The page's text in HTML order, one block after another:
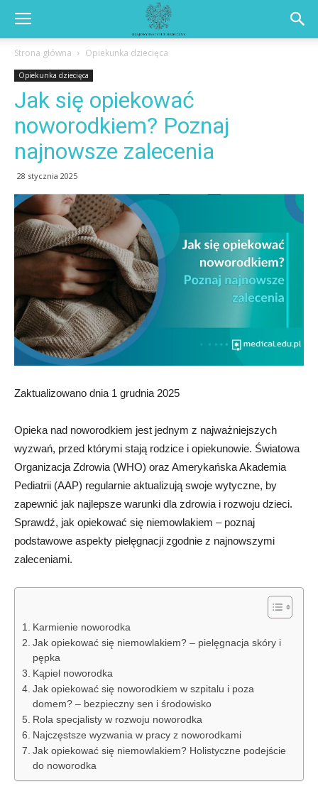
Strona główna Opiekunka dziecięca
Opiekunka dziecięca
Jak się opiekować
noworodkiem? Poznaj
najnowsze zalecenia
28 stycznia 2025
Zaktualizowano dnia 1 grudnia 2025
Opieka nad noworodkiem jest jednym z najważniejszych
wyzwań, przed którymi stają rodzice i opiekunowie. Światowa
Organizacja Zdrowia (WHO) oraz Amerykańska Akademia
Pediatrii (AAP) regularnie aktualizują swoje wytyczne, by
zapewnić jak najlepsze warunki dla zdrowia i rozwoju dzieci.
Sprawdź, jak opiekować się niemowlakiem – poznaj
podstawowe aspekty pielęgnacji zgodnie z najnowszymi
zaleceniami.
Karmienie noworodka
Jak opiekować się niemowlakiem? – pielęgnacja skóry i
pępka
Kąpiel noworodka
Jak opiekować się noworodkiem w szpitalu i poza
domem? – bezpieczny sen i środowisko
Rola specjalisty w rozwoju noworodka
Najczęstsze wyzwania w pracy z noworodkami
Jak opiekować się niemowlakiem? Holistyczne podejście
do noworodka